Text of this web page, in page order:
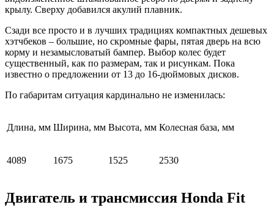
крылу. Сверху добавился акулий плавник.
Сзади все просто и в лучших традициях компактных дешевых
хэтчбеков – большие, но скромные фары, пятая дверь на всю
корму и незамысловатый бампер. Выбор колес будет
существенный, как по размерам, так и рисункам. Пока
известно о предложении от 13 до 16-дюймовых дисков.
По габаритам ситуация кардинально не изменилась:
Длина, мм Ширина, мм Высота, мм Колесная база, мм
4089 1675 1525 2530
Двигатель и трансмиссия Honda Fit